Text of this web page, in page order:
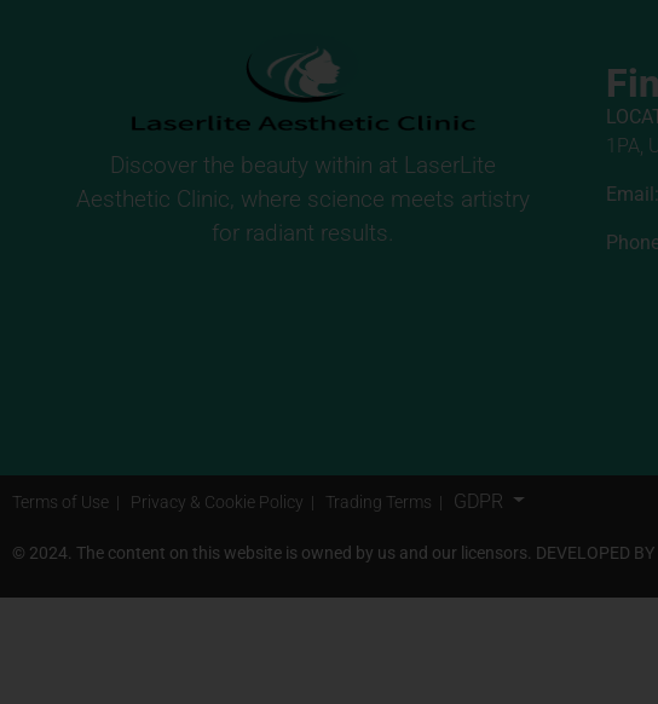
Discover the beauty within at LaserLite
Aesthetic Clinic, where science meets artistry
for radiant results.
1PA,
Email:
Terms of Use | Privacy & Cookie Policy | Trading Terms | GDPR
© 2024. The content on this website is owned by us and our licensors. DEVELOPED BY